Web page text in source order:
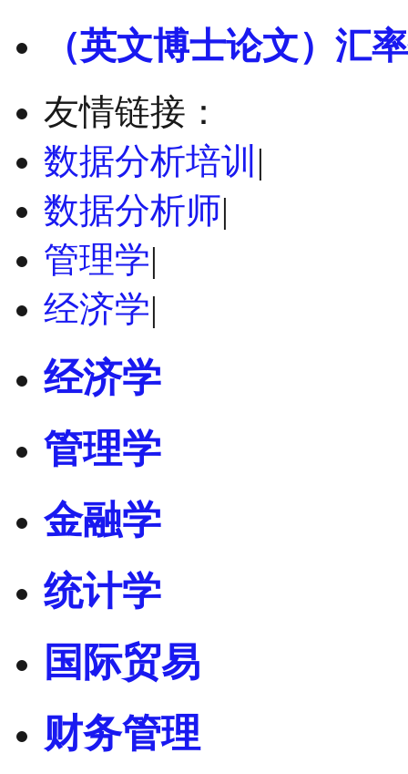
（英文博士论文）汇
友情链接：
数据分析培训 |
数据分析师|
管理学|
经济学|
经济学
管理学
金融学
统计学
国际贸易
财务管理